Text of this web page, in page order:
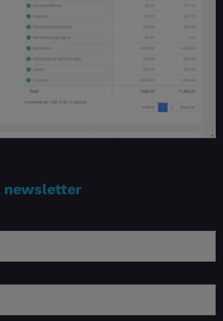
newsletter